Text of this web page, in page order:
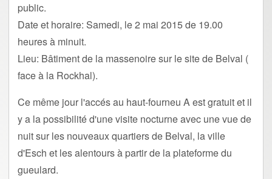
public.
Date et horaire: Samedi, le 2 mai 2015 de 19.00
heures à minuit.
Lieu: Bâtiment de la massenoire sur le site de Belval (
face à la Rockhal).
Ce même jour l'accés au haut-fourneu A est gratuit et il
y a la possibilité d'une visite nocturne avec une vue de
nuit sur les nouveaux quartiers de Belval, la ville
d'Esch et les alentours à partir de la plateforme du
gueulard.